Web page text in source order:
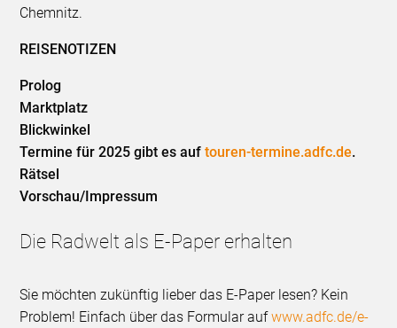
Chemnitz.
REISENOTIZEN
Prolog
Marktplatz
Blickwinkel
Termine für 2025 gibt es auftouren-termine.adfc.de.
Rätsel
Vorschau/Impressum
Die Radwelt als E-Paper erhalten
Sie möchten zukünftig lieber das E-Paper lesen? Kein
Problem! Einfach über das Formular aufwww.adfc.de/e-